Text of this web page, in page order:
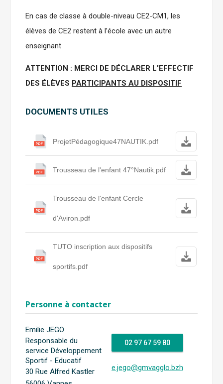
En cas de classe à double-niveau CE2-CM1, les
élèves de CE2 restent à l’école avec un autre
enseignant
ATTENTION : MERCI DE DÉCLARER L'EFFECTIF
DES ÉLÈVES PARTICIPANTS AU DISPOSITIF
DOCUMENTS UTILES
ProjetPédagogique47NAUTIK.pdf
Trousseau de l'enfant 47°Nautik.pdf
Trousseau de l'enfant Cercle
d'Aviron.pdf
TUTO inscription aux dispositifs
sportifs.pdf
Personne à contacter
Emilie JEGO
Responsable du
service Développement
Sportif - Educatif
30 Rue Alfred Kastler
02 97 67 59 80
e.jego@gmvagglo.bzh